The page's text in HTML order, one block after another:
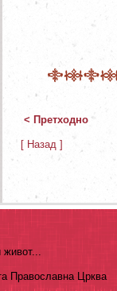
< Претходно
[ Назад ]
живот...
Православна Црква